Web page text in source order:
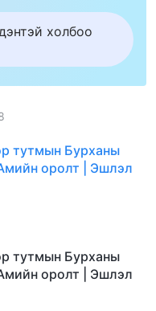
холбоо
тутмын Бурханы
оролт | Эшлэл
тутмын Бурханы
оролт | Эшлэл